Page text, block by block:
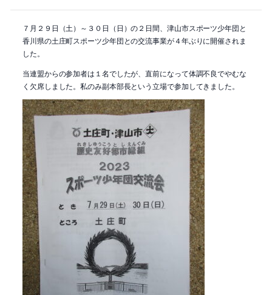
７月２９日（土）～３０日（日）の２日間、津山市スポーツ少年団と
香川県の土庄町スポーツ少年団との交流事業が４年ぶりに開催されま
した。
当連盟からの参加者は１名でしたが、直前になって体調不良でやむな
く欠席しました。私のみ副本部長という立場で参加してきました。